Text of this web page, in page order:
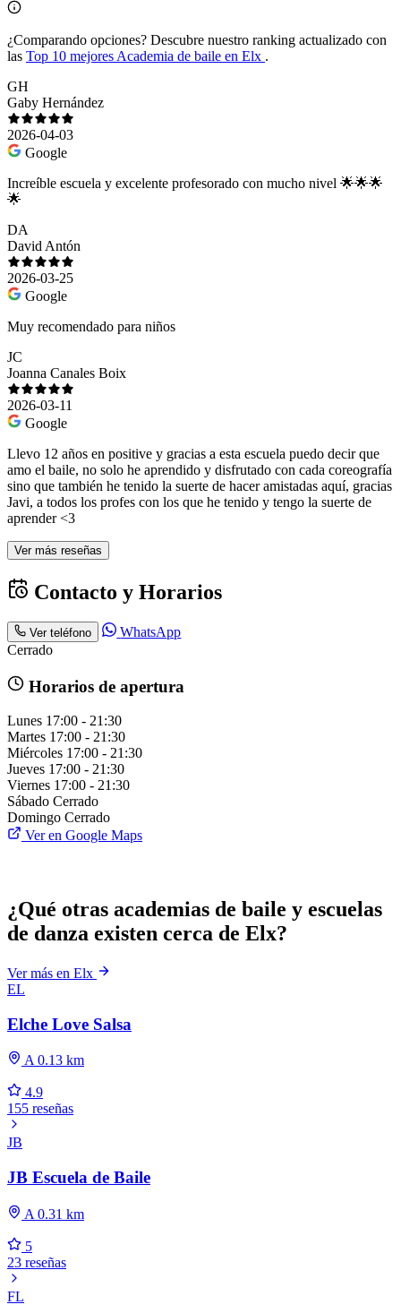
¿Comparando opciones? Descubre nuestro ranking actualizado con
las Top 10 mejores Academia de baile en Elx .
GH
Gaby Hernández
2026-04-03
Google
Increíble escuela y excelente profesorado con mucho nivel 🌟🌟🌟
🌟
DA
David Antón
2026-03-25
Google
Muy recomendado para niños
JC
Joanna Canales Boix
2026-03-11
Google
Llevo 12 años en positive y gracias a esta escuela puedo decir que
amo el baile, no solo he aprendido y disfrutado con cada coreografía
sino que también he tenido la suerte de hacer amistadas aquí, gracias
Javi, a todos los profes con los que he tenido y tengo la suerte de
aprender <3
Ver más reseñas
Contacto y Horarios
Ver teléfono
WhatsApp
Cerrado
Horarios de apertura
Lunes 17:00 - 21:30
Martes 17:00 - 21:30
Miércoles 17:00 - 21:30
Jueves 17:00 - 21:30
Viernes 17:00 - 21:30
Sábado Cerrado
Domingo Cerrado
Ver en Google Maps
¿Qué otras academias de baile y escuelas
de danza existen cerca de Elx?
Ver más en Elx
EL
Elche Love Salsa
A 0.13 km
4.9
155 reseñas
JB
JB Escuela de Baile
A 0.31 km
5
23 reseñas
FL